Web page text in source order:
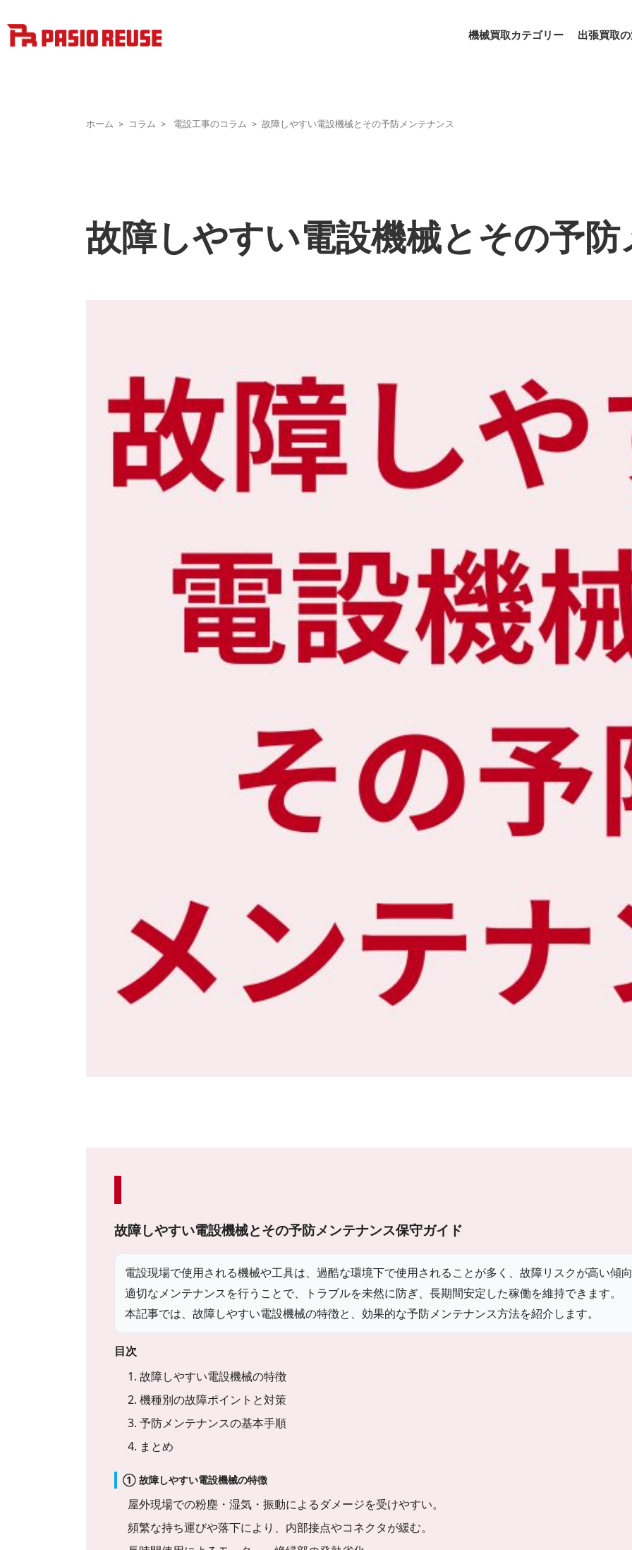
機械買取カテゴリー 出張買取
ホーム コラム 電設工事のコラム 故障しやすい電設機械とその予防メンテナンス
故障しやすい電設機械とその予防
故障しやすい電設機械とその予防メンテナンス保守ガイド
電設現場で使用される機械や工具は、過酷な環境下で使用されることが多く、故障リスクが高い傾向
適切なメンテナンスを行うことで、トラブルを未然に防ぎ、長期間安定した稼働を維持できます。
本記事では、故障しやすい電設機械の特徴と、効果的な予防メンテナンス方法を紹介します。
目次
1. 故障しやすい電設機械の特徴
2. 機種別の故障ポイントと対策
3. 予防メンテナンスの基本手順
4. まとめ
① 故障しやすい電設機械の特徴
屋外現場での粉塵・湿気・振動によるダメージを受けやすい。
頻繁な持ち運びや落下により、内部接点やコネクタが緩む。